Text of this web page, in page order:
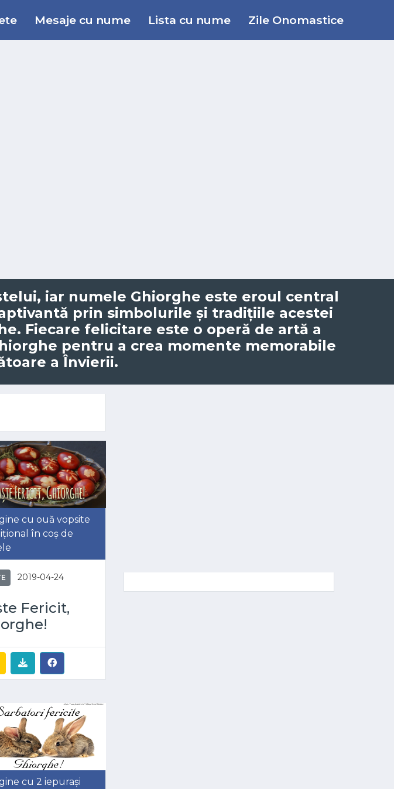
Mesaje cu nume Lista cu nume Zile Onomastice
iar numele Ghiorghe este eroul central
prin simbolurile și tradițiile acestei
Fiecare felicitare este o operă de artă a
pentru a crea momente memorabile
a Învierii.
cu ouă vopsite
în coș de
2019-04-24
Fericit,
cu 2 iepurași